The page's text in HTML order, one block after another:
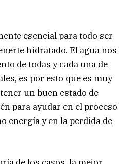
esencial para todo ser
hidratado. El agua nos
de todas y cada una de
es por esto que es muy
un buen estado de
para ayudar en el proceso
energía y en la perdida de